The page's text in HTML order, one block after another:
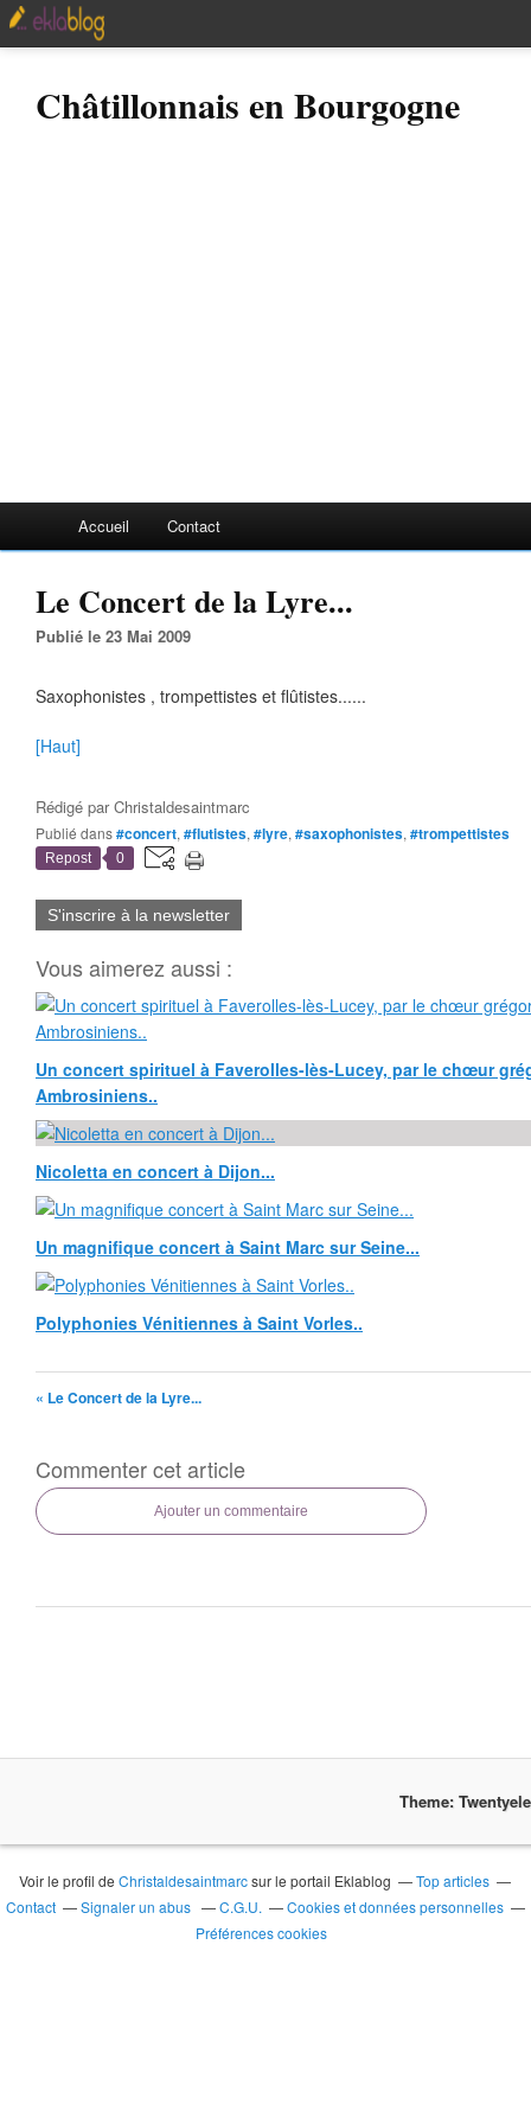
Châtillonnais en Bourgogne
Accueil Contact
Le Concert de la Lyre...
Publié le 23 Mai 2009
Saxophonistes , trompettistes et flûtistes......
[Haut]
Rédigé parChristaldesaintmarc
Publié dans#concert, #flutistes, #lyre, #saxophonistes, #trompettistes
Repost 0
S'inscrire à la newsletter
Vous aimerez aussi :
Un concert spirituel à Faverolles-lès-Lucey, par le chœur
Ambrosiniens..
Nicoletta en concert à Dijon...
Un magnifique concert à Saint Marc sur Seine...
Polyphonies Vénitiennes à Saint Vorles..
« Le Concert de la Lyre...
Commenter cet article
Ajouter un commentaire
Theme:
Voir le profil deChristaldesaintmarcsur le portail Eklablog
Top articles
Contact
Signaler un abus C.G.U.
Cookies et données personnelles
Préférences cookies